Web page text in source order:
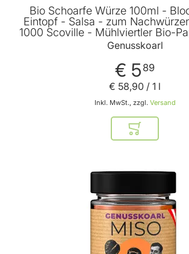
Bio Schoarfe Würze 100ml -
Eintopf - Salsa - zum
1000 Scoville - Mühlviertler Bio-
von Genusskoarl
Genusskoarl
€ 5 89
Inkl. MwSt., zzgl. Versand
€ 58,90 / 1 l
In den